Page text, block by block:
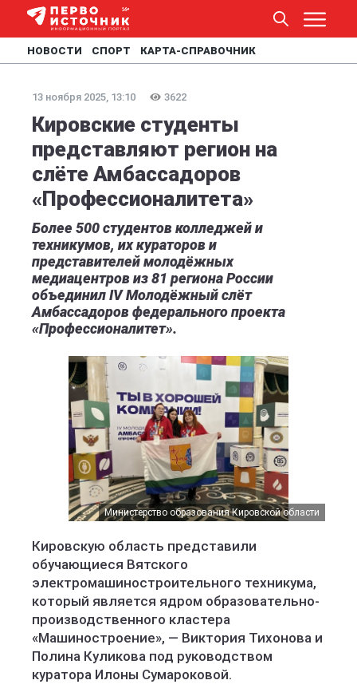
НОВОСТИ СПОРТ КАРТА-СПРАВОЧНИК
13 ноября 2025, 13:10 3622
Кировские студенты
представляют регион на
слёте Амбассадоров
«Профессионалитета»
Более 500 студентов колледжей и
техникумов, их кураторов и
представителей молодёжных
медиацентров из 81 региона России
объединил IV Молодёжный слёт
Амбассадоров федерального проекта
«Профессионалитет».
Министерство образования Кировской области
Кировскую область представили
обучающиеся Вятского
электромашиностроительного техникума,
который является ядром образовательно-
производственного кластера
«Машиностроение», — Виктория Тихонова и
Полина Куликова под руководством
куратора Илоны Сумароковой.